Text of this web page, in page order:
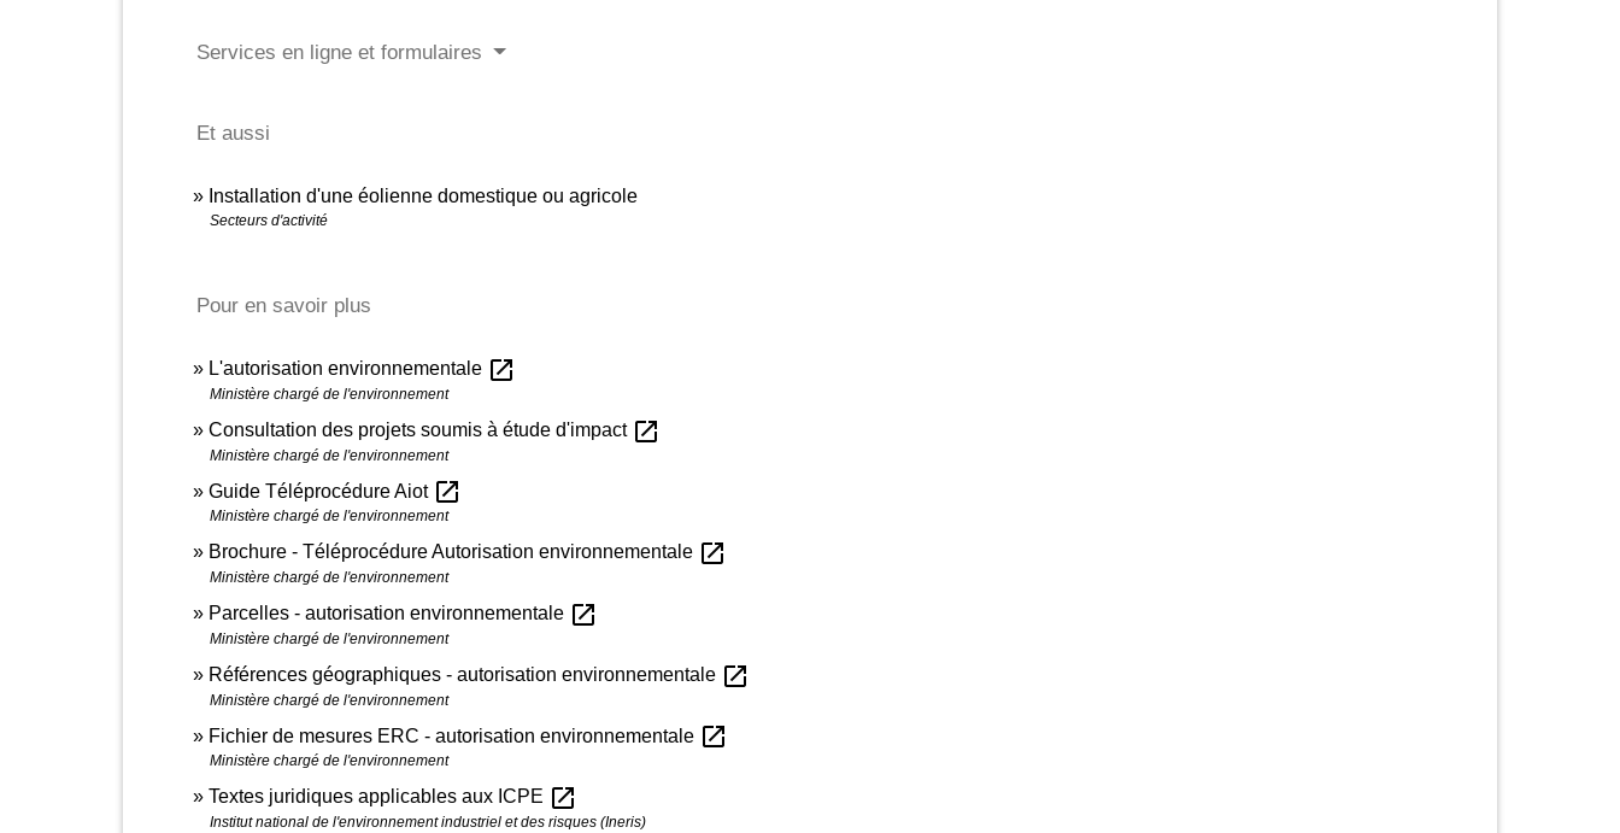
Services en ligne et formulaires
Et aussi
Installation d'une éolienne domestique ou agricole
Secteurs d'activité
Pour en savoir plus
L'autorisation environnementale open_in_new
Ministère chargé de l'environnement
Consultation des projets soumis à étude d'impact open_in_new
Ministère chargé de l'environnement
Guide Téléprocédure Aiot open_in_new
Ministère chargé de l'environnement
Brochure - Téléprocédure Autorisation environnementale open_in_new
Ministère chargé de l'environnement
Parcelles - autorisation environnementale open_in_new
Ministère chargé de l'environnement
Références géographiques - autorisation environnementale open_in_new
Ministère chargé de l'environnement
Fichier de mesures ERC - autorisation environnementale open_in_new
Ministère chargé de l'environnement
Textes juridiques applicables aux ICPE open_in_new
Institut national de l'environnement industriel et des risques (Ineris)